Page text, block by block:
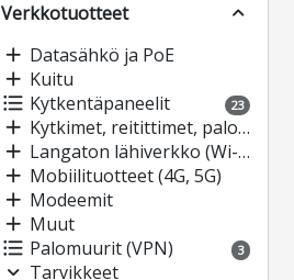
Verkkotuotteet
expand_less
add Datasähkö ja PoE
add Kuitu
format_list_bulleted Kytkentäpaneelit 23
add Kytkimet, reitittimet, palomuurit
add Langaton lähiverkko (Wi-Fi)
add Mobiilituotteet (4G, 5G)
add Modeemit
add Muut
format_list_bulleted Palomuurit (VPN) 3
expand_more Tarvikkeet